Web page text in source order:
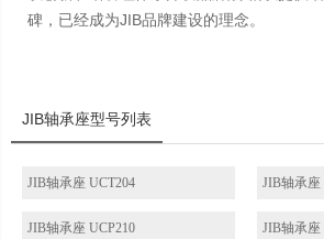
碑，已经成为JIB品牌建设的理念。
JIB轴承座型号列表
JIB轴承座 UCT204 JIB轴承座
JIB轴承座 UCP210 JIB轴承座